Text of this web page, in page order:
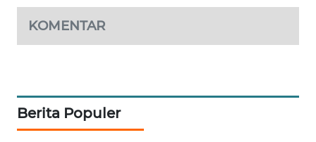
KOMENTAR
Berita Populer
NEWS
GARONGGANG
FISUELRI
ID